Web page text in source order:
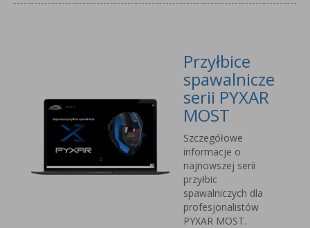
Przyłbice
spawalnicze
serii PYXAR
MOST
Szczegółowe
informacje o
najnowszej serii
przyłbic
spawalniczych dla
profesjonalistów
PYXAR MOST.